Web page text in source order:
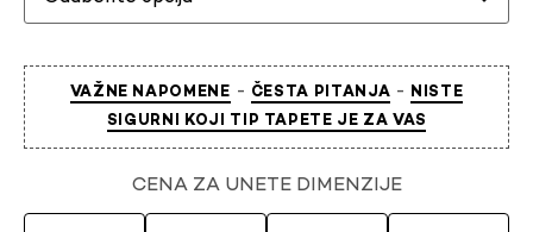
VAŽNE NAPOMENE - ČESTA PITANJA - NISTE
SIGURNI KOJI TIP TAPETE JE ZA VAS
CENA ZA UNETE DIMENZIJE